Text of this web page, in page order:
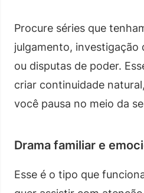
Procure séries que
julgamento, investigação
ou disputas de poder.
criar continuidade
você pausa no meio da
Drama familiar e
Esse é o tipo que